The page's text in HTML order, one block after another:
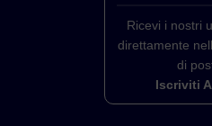
Ricevi i nostri
direttamente
di
Iscriviti